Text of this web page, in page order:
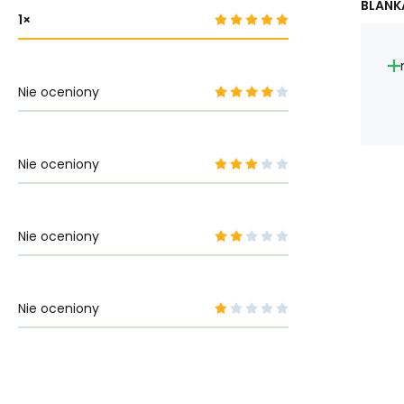
1
Nie oceniony
Nie oceniony
Nie oceniony
Nie oceniony